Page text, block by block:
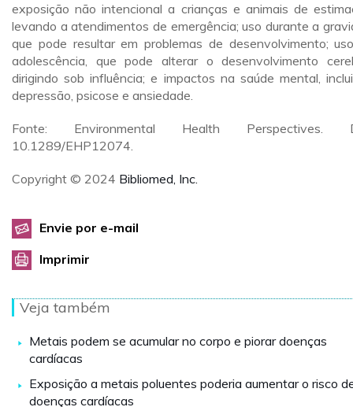
exposição não intencional a crianças e animais de
levando a atendimentos de emergência; uso durante a
que pode resultar em problemas de desenvolvimento;
adolescência, que pode alterar o desenvolvimento
dirigindo sob influência; e impactos na saúde mental,
depressão, psicose e ansiedade.
Fonte: Environmental Health Perspectives.
10.1289/EHP12074.
Copyright © 2024 Bibliomed, Inc.
Envie por e-mail
Imprimir
Veja também
Metais podem se acumular no corpo e piorar doenças
cardíacas
Exposição a metais poluentes poderia aumentar o risco
doenças cardíacas